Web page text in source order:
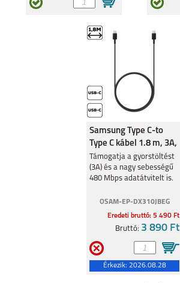
Samsung Type C-to
Type C kábel 1.8 m, 3A,
Fekete
Támogatja a gyorstöltést
(3A) és a nagy sebességű
480 Mbps adatátvitelt is.
OSAM-EP-DX310JBEG
Eredeti bruttó: 5 490 Ft
Bruttó: 3 890 Ft
Érkezik: 2026.08.28